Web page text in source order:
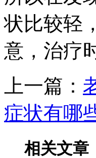
状比较轻
意，治疗
上一篇：
症状有哪
相关文章